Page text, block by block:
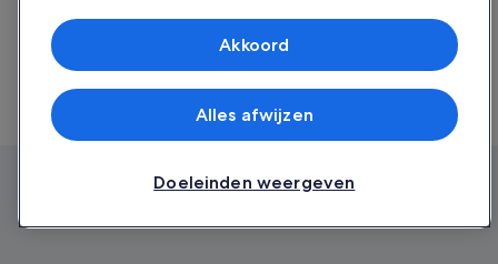
Dal.d6361418.Auto-Huren
https://www.expedia.nl/Autoverhuur-Anton-De-Kom-
Universiteit.d6120872.Auto-Huren
https://www.expedia.nl/Autoverhuur-
Flora.d3000005800.Auto-Huren
Informatie op een apparaat opslaan en/of openen.
Gepersonaliseerde advertenties en content, advertentie-
en contentmetingen, doelgroepenonderzoek en
Partnerlijst (derden)
Doeleinden weergeven
Alles afwijzen
Akkoord